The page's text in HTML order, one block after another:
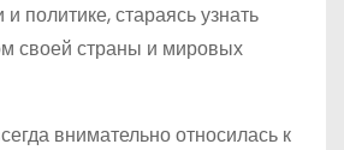
и политике, стараясь узнать
своей страны и мировых
внимательно относилась к